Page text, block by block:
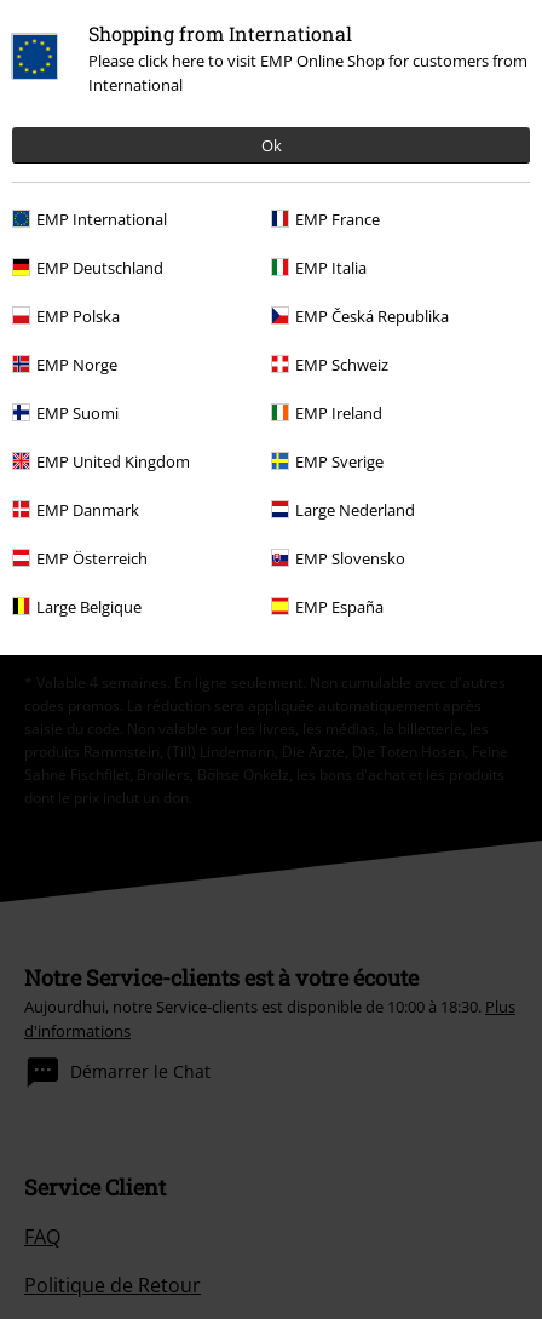
Shopping from International
Please click here to visit EMP Online Shop for customers from
International
Ok
EMP International EMP France
EMP Deutschland EMP Italia
EMP Polska EMP Česká Republika
EMP Norge EMP Schweiz
EMP Suomi EMP Ireland
EMP United Kingdom EMP Sverige
EMP Danmark Large Nederland
EMP Österreich EMP Slovensko
Large Belgique EMP España
Coldplay Merch
E-Mail Newsletter
abonnant maintenant !
Plus d'informations
J’accepte de recevoir la newsletter d’EMP et que mes données
personnelles soient utilisées par EMP Mail Order UK Ltd pour m’envoyer
régulièrement des infos sur ses produits. Mes données seront traitées
selon laPolitique de confidentialité
. Je sais que je peux retirer mon
accord à tout moment en contactant EMP Mail Order UK Ltd.
Cliquer icipour me désabonner de la newsletter.
* Valable 4 semaines. En ligne seulement. Non cumulable avec d'autres
codes promos. La réduction sera appliquée automatiquement après
saisie du code. Non valable sur les livres, les médias, la billetterie, les
produits Rammstein, (Till) Lindemann, Die Ärzte, Die Toten Hosen, Feine
Sahne Fischfilet, Broilers, Böhse Onkelz, les bons d'achat et les produits
dont le prix inclut un don.
Notre Service-clients est à votre écoute
Aujourdhui, notre Service-clients est disponible de 10:00 à 18:30. Plus
d'informations
Démarrer le Chat
Service Client
FAQ
Politique de Retour